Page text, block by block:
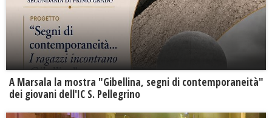
A Marsala la mostra "Gibellina, segni di contemporaneità"
dei giovani dell'IC S. Pellegrino